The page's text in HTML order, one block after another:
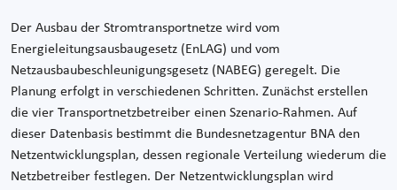
Der Ausbau der Stromtransportnetze wird vom
Energieleitungsausbaugesetz (EnLAG) und vom
Netzausbaubeschleunigungsgesetz (NABEG) geregelt. Die
Planung erfolgt in verschiedenen Schritten. Zunächst erstellen
die vier Transportnetzbetreiber einen Szenario-Rahmen. Auf
dieser Datenbasis bestimmt die Bundesnetzagentur BNA den
Netzentwicklungsplan, dessen regionale Verteilung wiederum die
Netzbetreiber festlegen. Der Netzentwicklungsplan wird